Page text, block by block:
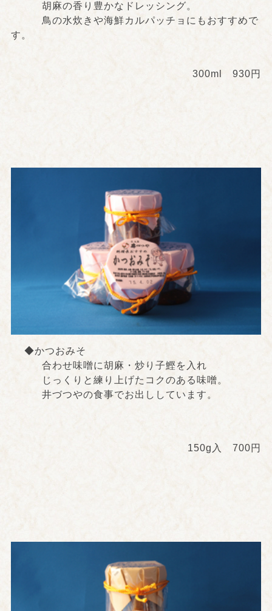
胡麻の香り豊かなドレッシング。
鳥の水炊きや海鮮カルパッチョにもおすすめで
す。
300ml 930円
◆かつおみそ
合わせ味噌に胡麻・炒り子鰹を入れ
じっくりと練り上げたコクのある味噌。
井づつやの食事でお出ししています。
150g入 700円